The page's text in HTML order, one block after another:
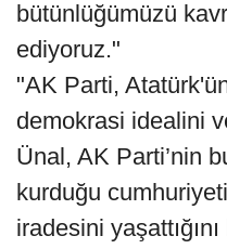
bütünlüğümüzü
ediyoruz."
"AK Parti,
demokrasi idealini
Ünal, AK Parti’nin
kurduğu
iradesini